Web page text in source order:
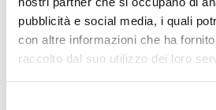
pubblicità e social media, i quali
con altre informazioni che ha
raccolto dal suo utilizzo dei loro
TUTTE LE CATEGORIE DEL MAGAZINE